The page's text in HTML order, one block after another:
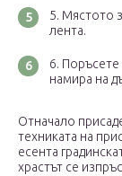
Мястото
лента.
Поръсете
намира на
Отначало
техниката на
есента
храстът се